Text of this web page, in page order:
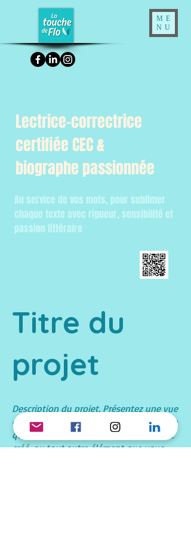
Lectrice-correctrice
certifiée CEC &
biographe passionnée
Au service de vos mots, pour sublimer
chaque texte avec rigueur, sensibilité et
passion littéraire
ME
NU
Titre du
projet
Description du projet. Présentez une vue
d'ensemble ou donnez des détails sur ce
qui vous a inspiré, comment vous l'avez
créé, ou tout autre élément que vous